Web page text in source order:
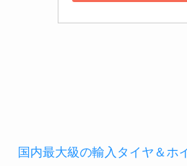
国内最大級の輸入タイヤ＆ホ